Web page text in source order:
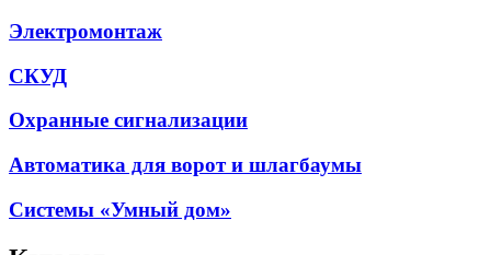
Электромонтаж
СКУД
Охранные сигнализации
Автоматика для ворот и шлагбаумы
Системы «Умный дом»